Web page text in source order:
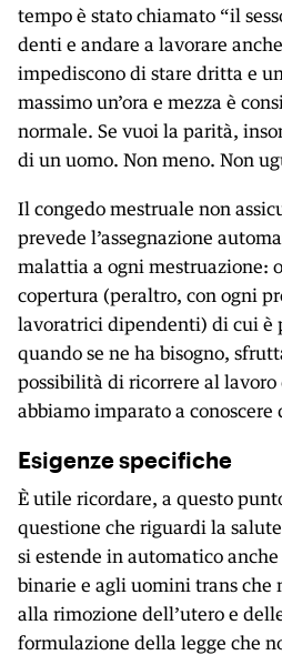
tempo è stato chiamato “il
denti e andare a lavorare
impediscono di stare dritta e
massimo un’ora e mezza è
normale. Se vuoi la parità,
di un uomo. Non meno. Non
Il congedo mestruale non
prevede l’assegnazione
malattia a ogni mestruazione:
copertura (peraltro, con ogni
lavoratrici dipendenti) di cui è
quando se ne ha bisogno,
possibilità di ricorrere al lavoro
abbiamo imparato a
Esigenze specifiche
È utile ricordare, a questo
questione che riguardi la
si estende in automatico
binarie e agli uomini trans che
alla rimozione dell’utero e
formulazione della legge che